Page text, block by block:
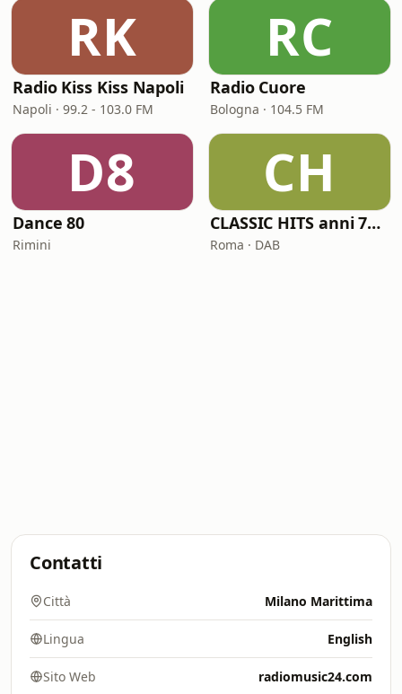
RK
Radio Kiss Kiss Napoli
Napoli · 99.2 - 103.0 FM
RC
Radio Cuore
Bologna · 104.5 FM
D8
Dance 80
Rimini
CH
CLASSIC HITS anni 70 80 90
Roma · DAB
Contatti
Città Milano Marittima
Lingua English
Sito Web radiomusic24.com